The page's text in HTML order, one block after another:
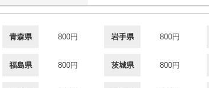
青森県 800円 岩手県 800円
福島県 800円 茨城県 800円